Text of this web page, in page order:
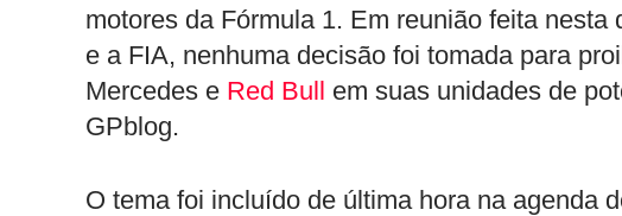
motores da Fórmula 1. Em reunião feita
e a FIA, nenhuma decisão foi tomada para
Mercedes e Red Bull em suas unidades de
GPblog.
O tema foi incluído de última hora na agenda